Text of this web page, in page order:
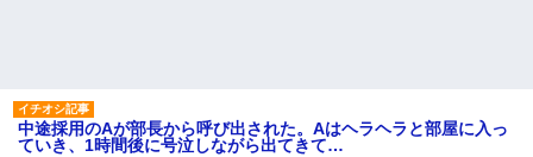
中途採用のAが部長から呼び出された。Aはヘラヘラと部屋に入っ
ていき、1時間後に号泣しながら出てきて…